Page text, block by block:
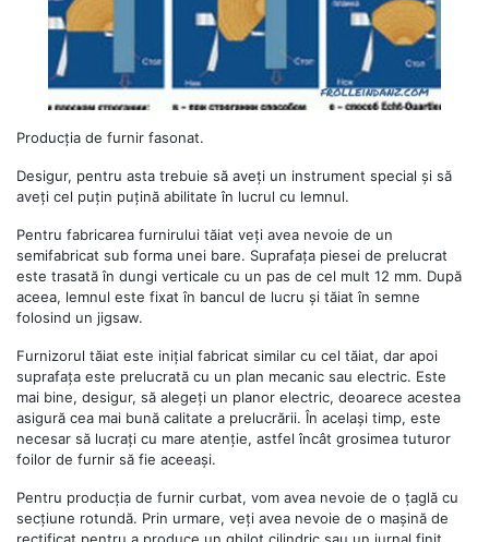
Producția de furnir fasonat.
Desigur, pentru asta trebuie să aveți un instrument special și să
aveți cel puțin puțină abilitate în lucrul cu lemnul.
Pentru fabricarea furnirului tăiat veți avea nevoie de un
semifabricat sub forma unei bare. Suprafața piesei de prelucrat
este trasată în dungi verticale cu un pas de cel mult 12 mm. După
aceea, lemnul este fixat în bancul de lucru și tăiat în semne
folosind un jigsaw.
Furnizorul tăiat este inițial fabricat similar cu cel tăiat, dar apoi
suprafața este prelucrată cu un plan mecanic sau electric. Este
mai bine, desigur, să alegeți un planor electric, deoarece acestea
asigură cea mai bună calitate a prelucrării. În același timp, este
necesar să lucrați cu mare atenție, astfel încât grosimea tuturor
foilor de furnir să fie aceeași.
Pentru producția de furnir curbat, vom avea nevoie de o țaglă cu
secțiune rotundă. Prin urmare, veți avea nevoie de o mașină de
rectificat pentru a produce un ghilot cilindric sau un jurnal finit.